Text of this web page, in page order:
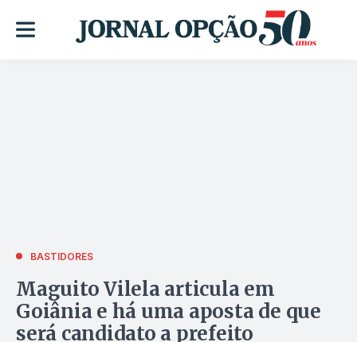
BASTIDORES
Maguito Vilela articula em
Goiânia e há uma aposta de que
será candidato a prefeito